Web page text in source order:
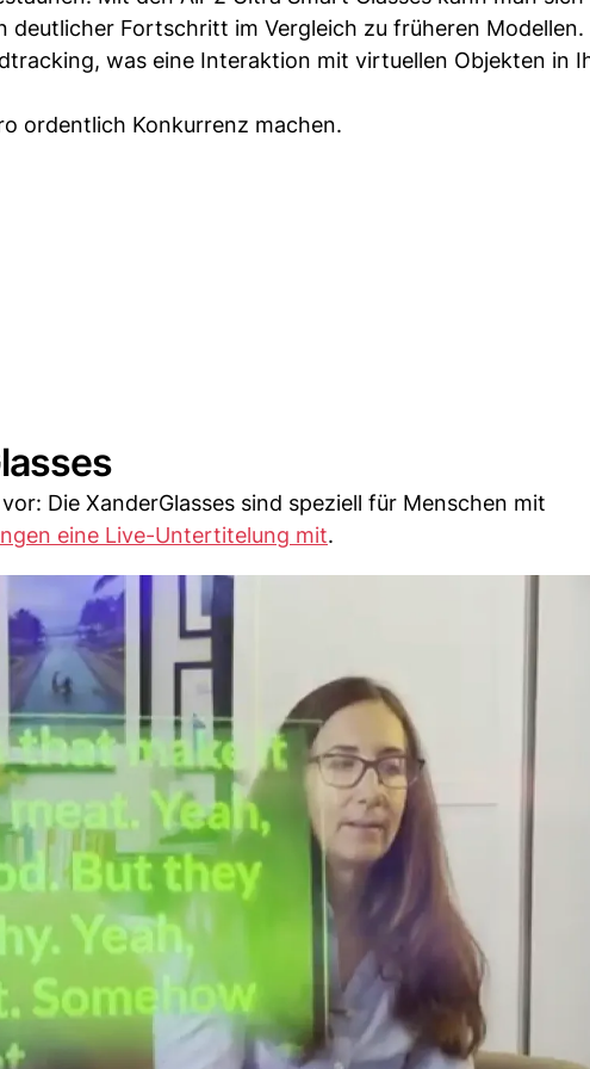
deutlicher Fortschritt im Vergleich zu früheren Modellen.
was eine Interaktion mit virtuellen Objekten in
ordentlich Konkurrenz machen.
Die XanderGlasses sind speziell für Menschen mit
eine Live-Untertitelung mit.